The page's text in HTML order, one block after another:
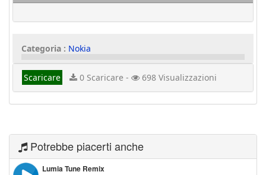
Categoria : Nokia
Scaricare 0 Scaricare - 698 Visualizzazioni
Potrebbe piacerti anche
Lumia Tune Remix